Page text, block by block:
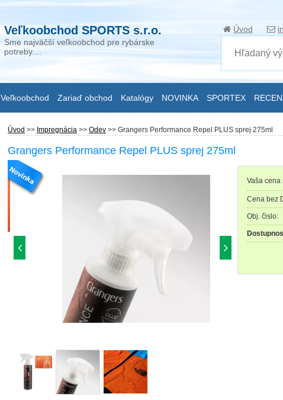
Veľkoobchod SPORTS s.r.o.
Sme najväčší veľkoobchod pre rybárske
potreby....
Úvod
Úvod >> Impregnácia >> Odev >> Grangers Performance Repel PLUS sprej 275ml
Grangers Performance Repel PLUS sprej 275ml
Vaša cena
Cena bez
Obj. čislo:
Veľkoobchod Zariaď obchod Katalógy NOVINKA SPORTEX